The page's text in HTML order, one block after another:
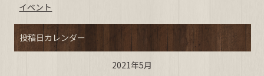
イベント
投稿日カレンダー
2021年5月